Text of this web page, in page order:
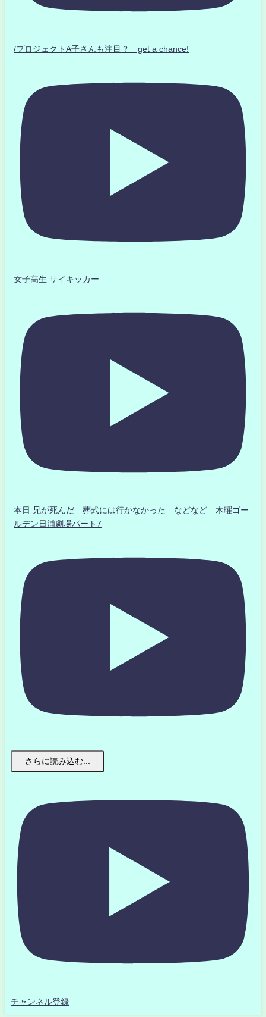
/プロジェクトA子さんも注目？ get a chance!
女子高生 サイキッカー
本日 兄が死んだ 葬式には行かなかった などなど 木曜ゴー
ルデン日浦劇場パート7
さらに読み込む...
チャンネル登録